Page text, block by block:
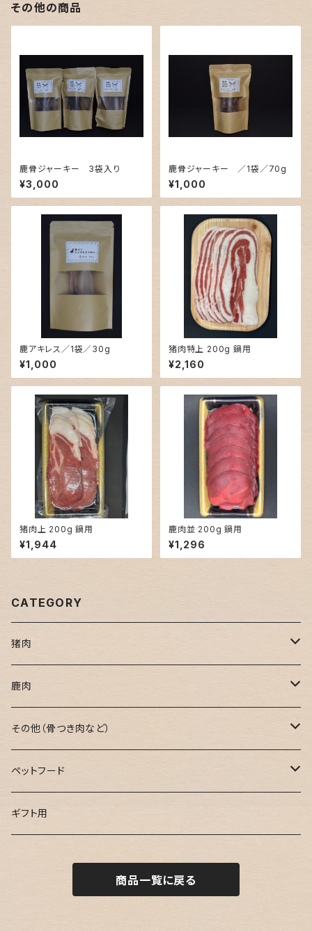
その他の商品
鹿骨ジャーキー 3袋入り
¥3,000
鹿骨ジャーキー ／1袋／70g
¥1,000
鹿アキレス／1袋／30g
¥1,000
猪肉特上 200g 鍋用
¥2,160
猪肉上 200g 鍋用
¥1,944
鹿肉並 200g 鍋用
¥1,296
CATEGORY
猪肉
焼肉用
鍋用
ミンチ肉
ブロック肉
鹿肉
焼肉用
鍋用
ミンチ肉
その他（骨つき肉など）
骨つき肉
串用
ペットフード
鹿肉ジャーキー
ギフト用
商品一覧に戻る